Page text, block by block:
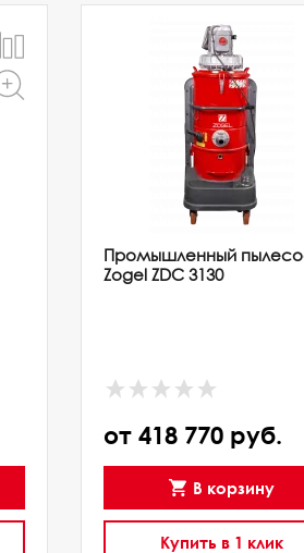
Промышленный
Zogel ZDC 3130
от 418 770 руб.
В корзину
Купить в 1 клик